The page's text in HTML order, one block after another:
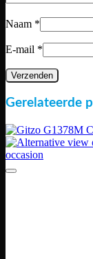
Naam *
E-mail *
Gerelateerde